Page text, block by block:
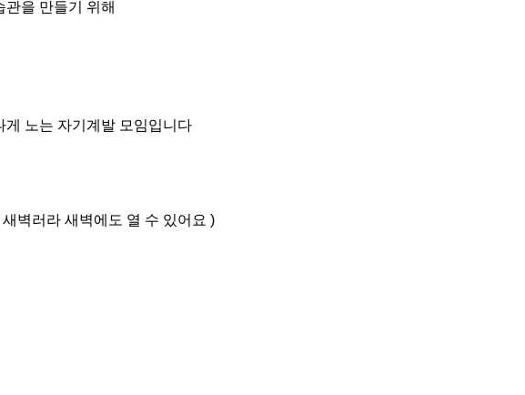
을 만들기 위해
게 노는 자기계발 모임입니다
벽러라 새벽에도 열 수 있어요 )